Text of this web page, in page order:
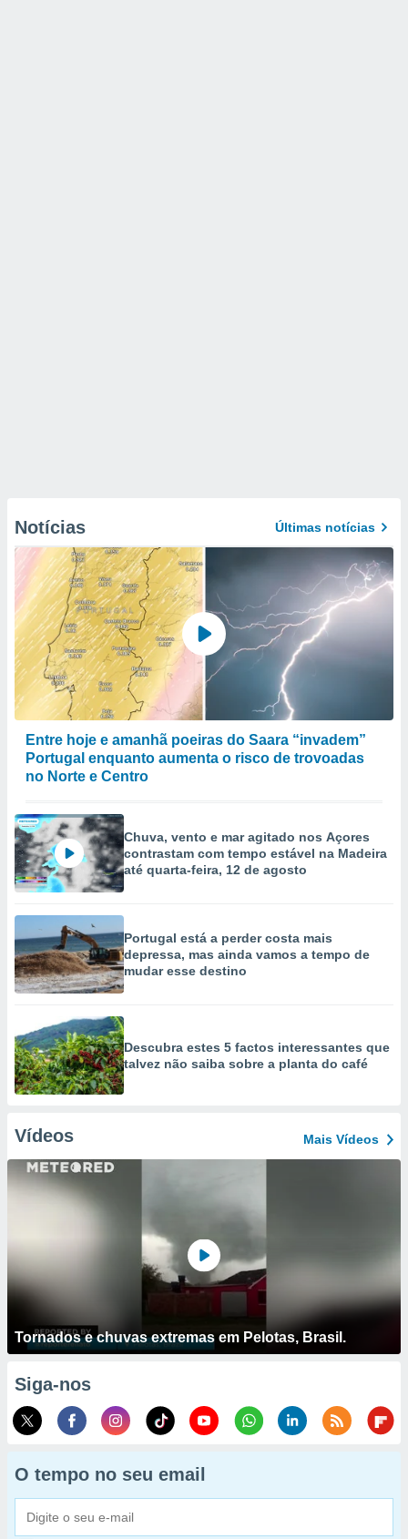
Notícias Últimas notícias
Entre hoje e amanhã poeiras do Saara “invadem”
Portugal enquanto aumenta o risco de trovoadas
no Norte e Centro
Chuva, vento e mar agitado nos Açores
contrastam com tempo estável na Madeira
até quarta-feira, 12 de agosto
Portugal está a perder costa mais
depressa, mas ainda vamos a tempo de
mudar esse destino
Descubra estes 5 factos interessantes que
talvez não saiba sobre a planta do café
Vídeos Mais Vídeos
Tornados e chuvas extremas em Pelotas, Brasil.
Siga-nos
O tempo no seu email